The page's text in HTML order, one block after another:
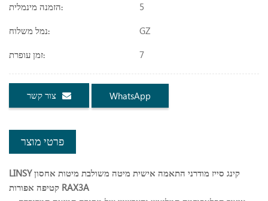
הזמנה מינמלית: 5
נמל משלוח: GZ
זמן עופרת: 7
צור קשר WhatsApp
פרטי מוצר
LINSYקינג סייז מודרני התאמה אישית מיטה משולבת מיטות אחסון
קטיפה אפורות RAX3A